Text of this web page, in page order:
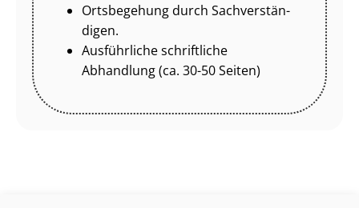
Ortsbegehung durch Sach­ver­stän­
di­gen.
Ausführliche schriftliche
Abhandlung (ca. 30-50 Seiten)